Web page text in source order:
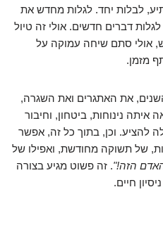
לבלות יחד. לגלות מחדש את
דברים חדשים. אולי זה טיול
אולי סתם שיחה עמוקה על
מזמן.
את האתגרים ואת השגרה,
נינוחות, ביטחון, וחיבור
להציע. וכן, בתוך כל זה, אפשר
של תשוקה מחודשת, ואפילו של
הזה!". זה פשוט מגיע בצורה
חיים.